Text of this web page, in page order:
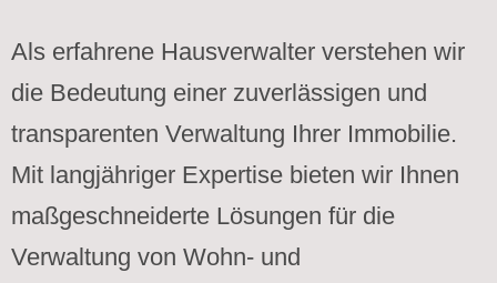
Als erfahrene Hausverwalter verstehen wir
die Bedeutung einer zuverlässigen und
transparenten Verwaltung Ihrer Immobilie.
Mit langjähriger Expertise bieten wir Ihnen
maßgeschneiderte Lösungen für die
Verwaltung von Wohn- und